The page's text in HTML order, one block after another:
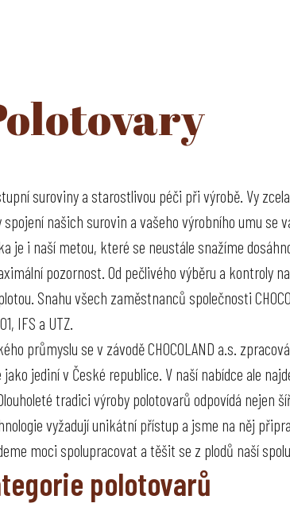
suroviny a starostlivou péči při výrobě. Vy
našich surovin a vašeho výrobního umu
je i naší metou, které se neustále snažíme
pozornost. Od pečlivého výběru a kontroly
Snahu všech zaměstnanců společnosti
IFS a UTZ.
průmyslu se v závodě CHOCOLAND a.s.
jediní v České republice. V naší nabídce ale
tradici výroby polotovarů odpovídá nejen
vyžadují unikátní přístup a jsme na něj
moci spolupracovat a těšit se z plodů naší
polotovarů